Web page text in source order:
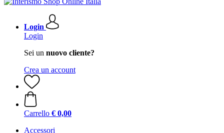
Login
Login
Sei un nuovo cliente?
Crea un account
Carrello € 0,00
Accessori